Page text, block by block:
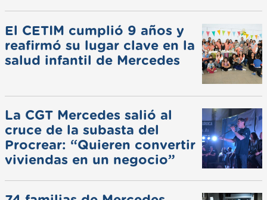
El CETIM cumplió 9 años y
reafirmó su lugar clave en la
salud infantil de Mercedes
La CGT Mercedes salió al
cruce de la subasta del
Procrear: “Quieren convertir
viviendas en un negocio”